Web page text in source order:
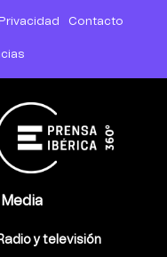
Privacidad Contacto
y televisión